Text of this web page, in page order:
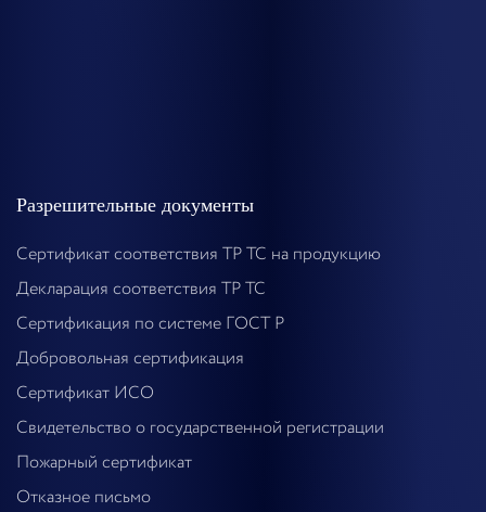
Разрешительные документы
Сертификат соответствия ТР ТС на продукцию
Декларация соответствия ТР ТС
Сертификация по системе ГОСТ Р
Добровольная сертификация
Сертификат ИСО
Свидетельство о государственной регистрации
Пожарный сертификат
Отказное письмо